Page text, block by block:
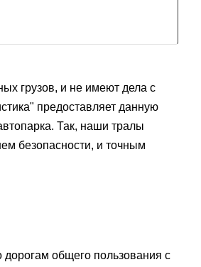
грузов, и не имеют дела с
предоставляет данную
Так, наши тралы
безопасности, и точным
общего пользования с